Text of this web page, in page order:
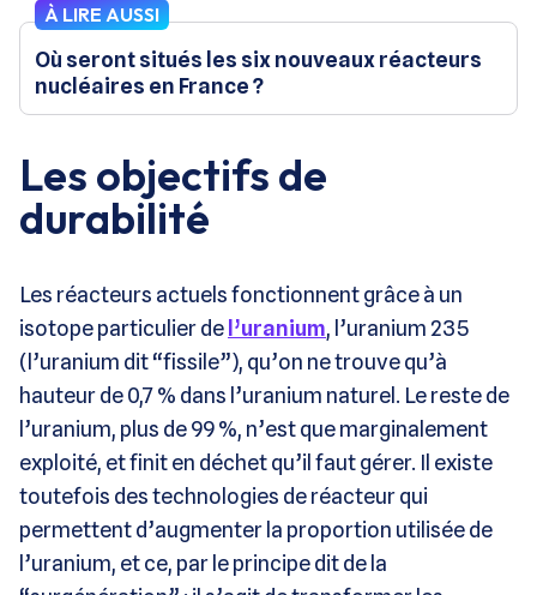
À LIRE AUSSI
Où seront situés les six nouveaux réacteurs
nucléaires en France ?
Les objectifs de
durabilité
Les réacteurs actuels fonctionnent grâce à un
isotope particulier de l’uranium, l’uranium 235
(l’uranium dit “fissile”), qu’on ne trouve qu’à
hauteur de 0,7 % dans l’uranium naturel. Le reste de
l’uranium, plus de 99 %, n’est que marginalement
exploité, et finit en déchet qu’il faut gérer. Il existe
toutefois des technologies de réacteur qui
permettent d’augmenter la proportion utilisée de
l’uranium, et ce, par le principe dit de la